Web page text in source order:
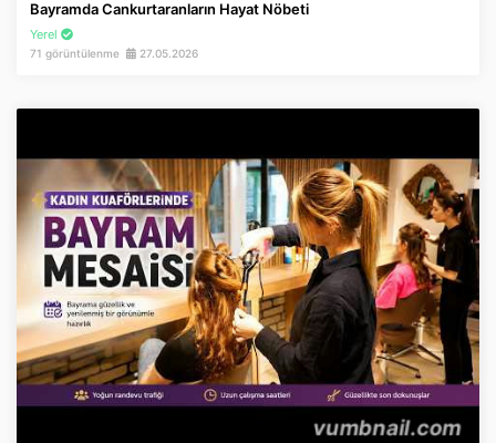
Bayramda Cankurtaranların Hayat Nöbeti
Yerel
71 görüntülenme 27.05.2026